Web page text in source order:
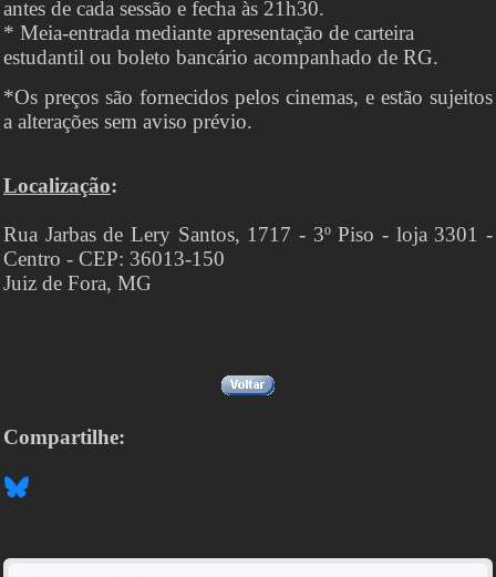
antes de cada sessão e fecha às 21h30.
* Meia-entrada mediante apresentação de carteira
estudantil ou boleto bancário acompanhado de RG.
*Os preços são fornecidos pelos cinemas, e estão sujeitos
a alterações sem aviso prévio.
Localização:
Rua Jarbas de Lery Santos, 1717 - 3º Piso - loja 3301 -
Centro - CEP: 36013-150
Juiz de Fora, MG
Compartilhe: